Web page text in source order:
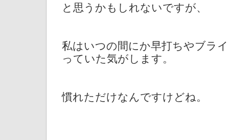
と思うかもしれないですが、
私はいつの間にか早打ちやブラ
っていた気がします。
慣れただけなんですけどね。